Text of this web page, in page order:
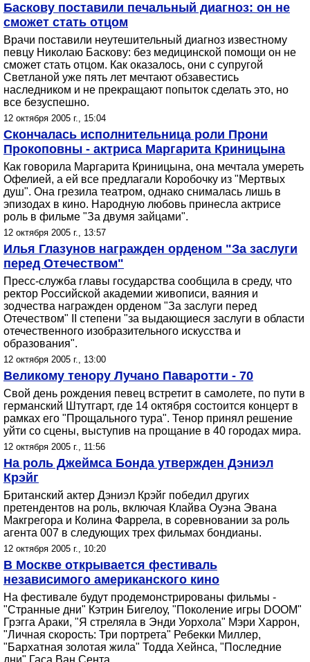
Баскову поставили печальный диагноз: он не
сможет стать отцом
Врачи поставили неутешительный диагноз известному
певцу Николаю Баскову: без медицинской помощи он не
сможет стать отцом. Как оказалось, они с супругой
Светланой уже пять лет мечтают обзавестись
наследником и не прекращают попыток сделать это, но
все безуспешно.
12 октября 2005 г., 15:04
Скончалась исполнительница роли Прони
Прокоповны - актриса Маргарита Криницына
Как говорила Маргарита Криницына, она мечтала умереть
Офелией, а ей все предлагали Коробочку из "Мертвых
душ". Она грезила театром, однако снималась лишь в
эпизодах в кино. Народную любовь принесла актрисе
роль в фильме "За двумя зайцами".
12 октября 2005 г., 13:57
Илья Глазунов награжден орденом "За заслуги
перед Отечеством"
Пресс-служба главы государства сообщила в среду, что
ректор Российской академии живописи, ваяния и
зодчества награжден орденом "За заслуги перед
Отечеством" II степени "за выдающиеся заслуги в области
отечественного изобразительного искусства и
образования".
12 октября 2005 г., 13:00
Великому тенору Лучано Паваротти - 70
Свой день рождения певец встретит в самолете, по пути в
германский Штутгарт, где 14 октября состоится концерт в
рамках его "Прощального тура". Тенор принял решение
уйти со сцены, выступив на прощание в 40 городах мира.
12 октября 2005 г., 11:56
На роль Джеймса Бонда утвержден Дэниэл
Крэйг
Британский актер Дэниэл Крэйг победил других
претендентов на роль, включая Клайва Оуэна Эвана
Макгрегора и Колина Фаррела, в соревновании за роль
агента 007 в следующих трех фильмах бондианы.
12 октября 2005 г., 10:20
В Москве открывается фестиваль
независимого американского кино
На фестивале будут продемонстрированы фильмы -
"Странные дни" Кэтрин Бигелоу, "Поколение игры DOOM"
Грэгга Араки, "Я стреляла в Энди Уорхола" Мэри Харрон,
"Личная скорость: Три портрета" Ребекки Миллер,
"Бархатная золотая жила" Тодда Хейнса, "Последние
дни" Гаса Ван Сента.